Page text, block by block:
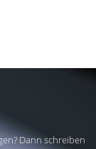
Dann schreiben